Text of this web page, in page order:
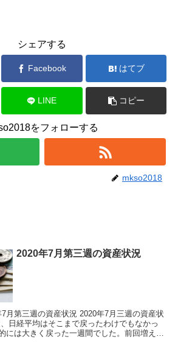
シェアする
Facebook はてブ
LINE コピー
をフォローする
mkso2018
2020年7月第三週の資産状況
月第三週の資産状況 2020年7月三週の資産状
には大きく戻った一週間でした。前回増えた